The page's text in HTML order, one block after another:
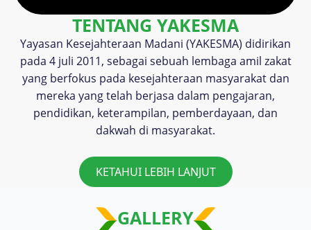
TENTANG YAKESMA
Yayasan Kesejahteraan Madani (YAKESMA) didirikan
pada 4 juli 2011, sebagai sebuah lembaga amil zakat
yang berfokus pada kesejahteraan masyarakat dan
mereka yang telah berjasa dalam pengajaran,
pendidikan, keterampilan, pemberdayaan, dan
dakwah di masyarakat.
KETAHUI LEBIH LANJUT
GALLERY